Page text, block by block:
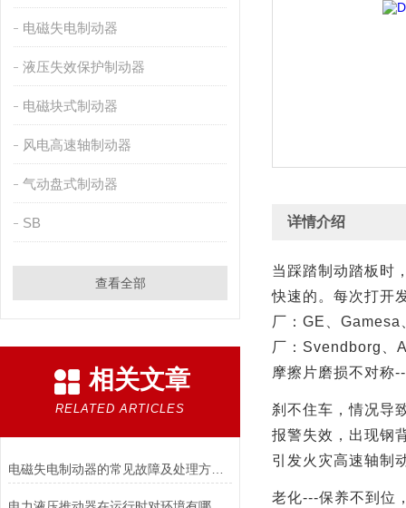
电磁失电制动器
液压失效保护制动器
电磁块式制动器
风电高速轴制动器
气动盘式制动器
SB
查看全部
相关文章
RELATED ARTICLES
电磁失电制动器的常见故障及处理方法讲解
详情介绍
当踩踏制动踏板时
快速的。每次打开
厂： GE Gamesa
厂： Svendborg
摩擦片磨损不对称
刹不住车，情况导
报警失效，出现钢
引发火灾高速轴制
老化---保养不到位